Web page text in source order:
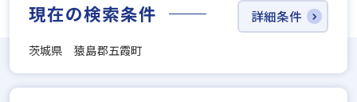
現在の検索条件
茨城県 猿島郡五霞町
詳細条件